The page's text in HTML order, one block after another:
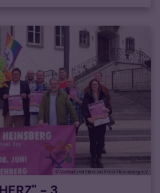
© Vielfalt mit Herz im Kreis Heinsberg e.V.